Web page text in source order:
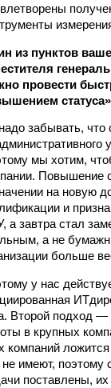
из пунктов
провести
забывать,
мы хотим,
Повышение
на новую
и
а завтра стал
а не
больше
у нас
Второй подход
в крупных
компаний
не имеют, поэтому
поставлены,